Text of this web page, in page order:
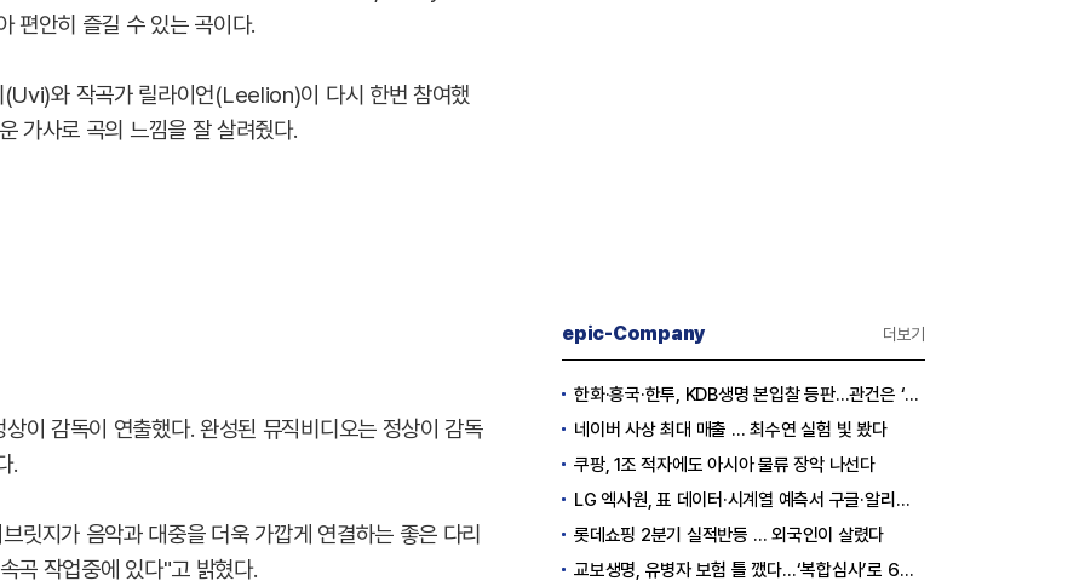
편안히 즐길 수 있는 곡이다.
와 작곡가 릴라이언(Leelion)이 다시 한번 참여했
가사로 곡의 느낌을 잘 살려줬다.
이 감독이 연출했다. 완성된 뮤직비디오는 정상이 감독
.
릿지가 음악과 대중을 더욱 가깝게 연결하는 좋은 다리
곡 작업중에 있다"고 밝혔다.
epic-Company 더보기
한화·흥국·한투, KDB생명 본입찰 등판…관건은 ‘산은 증자 규모’
네이버 사상 최대 매출 … 최수연 실험 빛 봤다
쿠팡, 1조 적자에도 아시아 물류 장악 나선다
LG 엑사원, 표 데이터·시계열 예측서 구글·알리바바 제쳤다
롯데쇼핑 2분기 실적반등 … 외국인이 살렸다
교보생명, 유병자 보험 틀 깼다…‘복합심사’로 6개월 독점권 획득